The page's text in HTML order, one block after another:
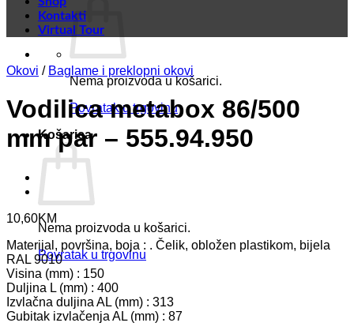
Nema proizvoda u košarici.
Povratak u trgovinu
Košarica
Nema proizvoda u košarici.
Povratak u trgovinu
Kontakti
Virtual Tour
Okovi / Baglame i preklopni okovi
Vodilica metabox 86/500
mm par – 555.94.950
10,60KM
Materijal, površina, boja : . Čelik, obložen plastikom, bijela
RAL 9010
Visina (mm) : 150
Duljina L (mm) : 400
Izvlačna duljina AL (mm) : 313
Gubitak izvlačenja AL (mm) : 87